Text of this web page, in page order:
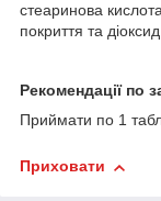
стеаринова
покриття та
Рекомендації по
Приймати по 1
Приховати